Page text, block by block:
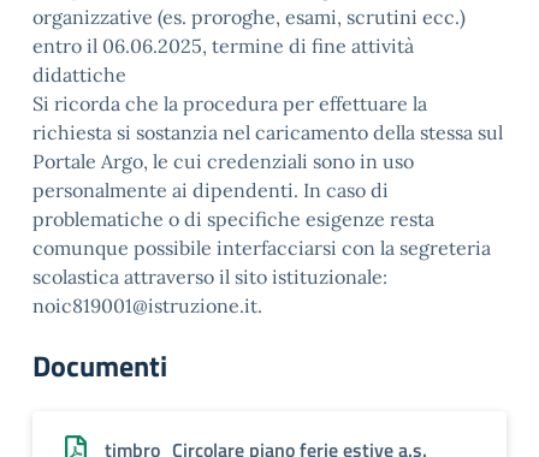
organizzative (es. proroghe, esami, scrutini ecc.)
entro il 06.06.2025, termine di fine attività
didattiche
Si ricorda che la procedura per effettuare la
richiesta si sostanzia nel caricamento della stessa sul
Portale Argo, le cui credenziali sono in uso
personalmente ai dipendenti. In caso di
problematiche o di specifiche esigenze resta
comunque possibile interfacciarsi con la segreteria
scolastica attraverso il sito istituzionale:
noic819001@istruzione.it.
Documenti
timbro_Circolare piano ferie estive a.s.